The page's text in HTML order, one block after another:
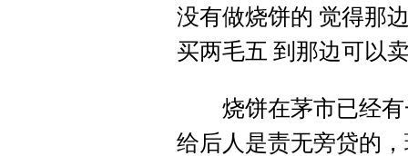
没有做烧饼的 觉得那
买两毛五 到那边可以
烧饼在茅市已经有
给后人是责无旁贷的